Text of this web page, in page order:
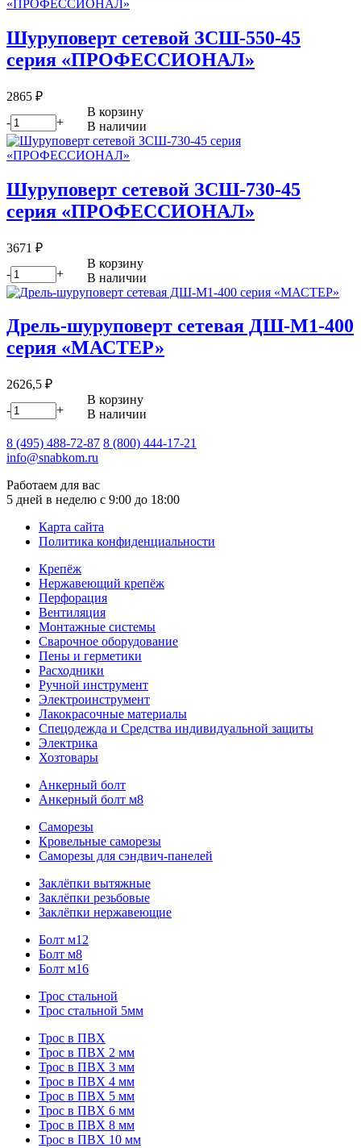
Шуруповерт сетевой ЗСШ-550-45
серия «ПРОФЕССИОНАЛ»
2865 ₽
-
+
В корзину
В наличии
Шуруповерт сетевой ЗСШ-730-45
серия «ПРОФЕССИОНАЛ»
3671 ₽
-
+
В корзину
В наличии
Дрель-шуруповерт сетевая ДШ-М1-400
серия «МАСТЕР»
2626,5 ₽
-
+
В корзину
В наличии
8 (495) 488-72-87 8 (800) 444-17-21
info@snabkom.ru
Работаем для вас
5 дней в неделю с 9:00 до 18:00
Карта сайта
Политика конфиденциальности
Крепёж
Нержавеющий крепёж
Перфорация
Вентиляция
Монтажные системы
Сварочное оборудование
Пены и герметики
Расходники
Ручной инструмент
Электроинструмент
Лакокрасочные материалы
Спецодежда и Средства индивидуальной защиты
Электрика
Хозтовары
Анкерный болт
Анкерный болт м8
Саморезы
Кровельные саморезы
Саморезы для сэндвич-панелей
Заклёпки вытяжные
Заклёпки резьбовые
Заклёпки нержавеющие
Болт м12
Болт м8
Болт м16
Трос стальной
Трос стальной 5мм
Трос в ПВХ
Трос в ПВХ 2 мм
Трос в ПВХ 3 мм
Трос в ПВХ 4 мм
Трос в ПВХ 5 мм
Трос в ПВХ 6 мм
Трос в ПВХ 8 мм
Трос в ПВХ 10 мм